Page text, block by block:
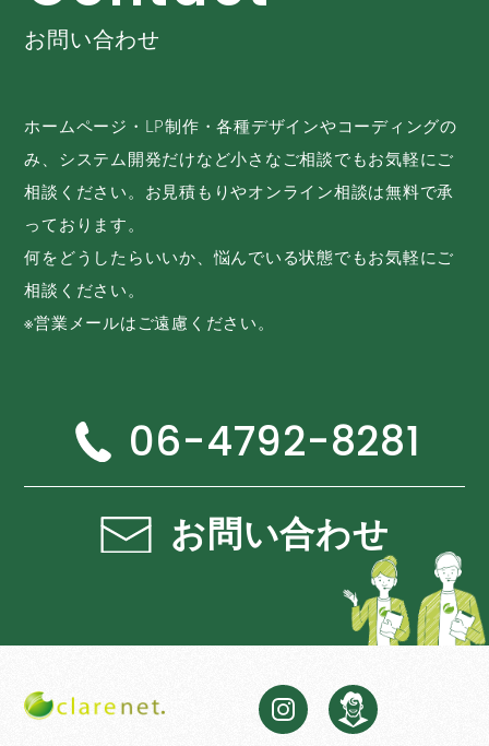
お問い合わせ
ホームページ・LP制作・各種デザインやコーディングの
み、システム開発だけなど小さなご相談でもお気軽にご
相談ください。お見積もりやオンライン相談は無料で承
っております。
何をどうしたらいいか、悩んでいる状態でもお気軽にご
相談ください。
※営業メールはご遠慮ください。
06-4792-8281
お問い合わせ